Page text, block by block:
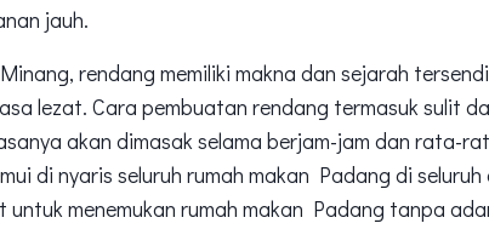
jauh.
rendang memiliki makna dan sejarah
lezat. Cara pembuatan rendang termasuk sulit
akan dimasak selama berjam-jam dan rata-
di nyaris seluruh rumah makan Padang di
untuk menemukan rumah makan Padang tanpa